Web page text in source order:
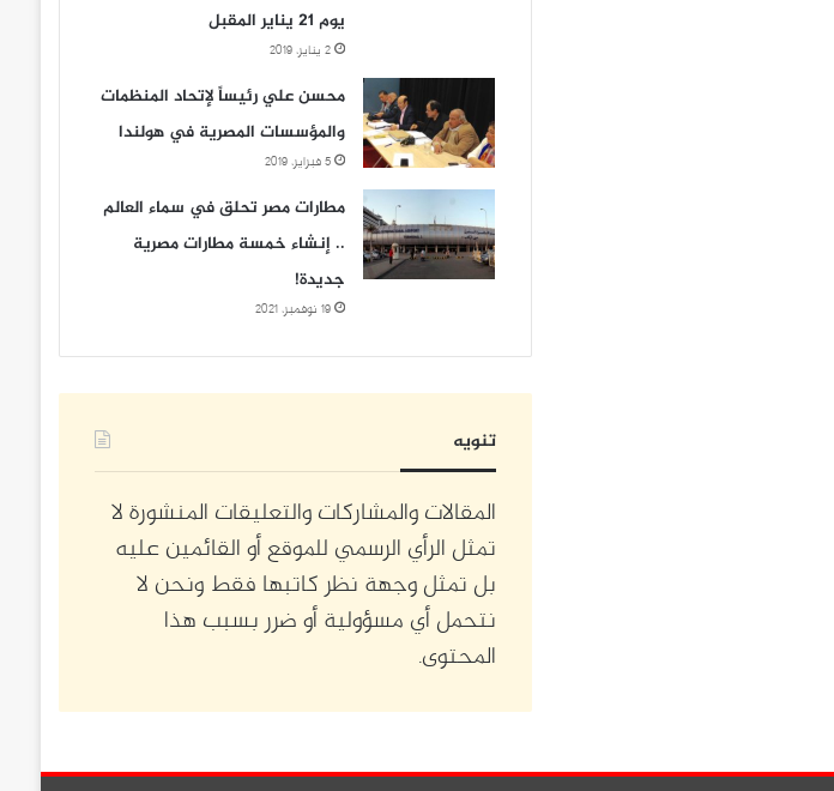
يوم 21 يناير المقبل
2 يناير، 2019
محسن علي رئيساً لإتحاد المنظمات
والمؤسسات المصرية في هولندا
5 فبراير، 2019
مطارات مصر تحلق في سماء العالم
.. إنشاء خمسة مطارات مصرية
جديدة!
19 نوفمبر، 2021
تنويه
المقالات والمشاركات والتعليقات المنشورة لا
تمثل الرأي الرسمي للموقع أو القائمين عليه
بل تمثل وجهة نظر كاتبها فقط ونحن لا
نتحمل أي مسؤولية أو ضرر بسبب هذا
المحتوى.